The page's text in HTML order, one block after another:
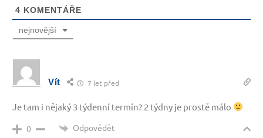
4 KOMENTÁŘE
nejnovější
Vít 7 let před
Je tam i nějaký 3 týdenní termín? 2 týdny je prostě málo
0 Odpovědět